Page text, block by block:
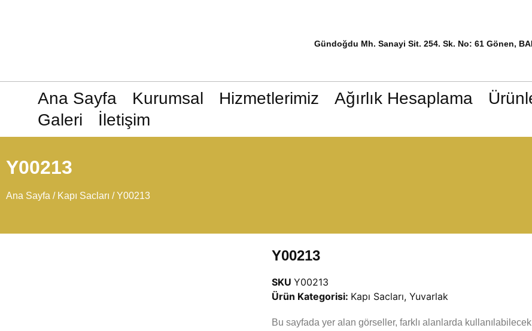
Gündoğdu Mh. Sanayi Sit. 254. Sk. No: 61 Gönen,
Ana Sayfa Kurumsal Hizmetlerimiz Ağırlık Hesaplama
Galeri
İletişim
Y00213
Ana Sayfa / Kapı Sacları / Y00213
Y00213
SKU Y00213
Ürün Kategorisi: Kapı Sacları, Yuvarlak
Bu sayfada yer alan görseller, farklı alanlarda